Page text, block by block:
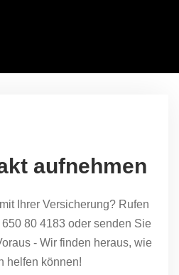
aufnehmen
Ihrer Versicherung? Rufen
80 4183 oder senden Sie
- Wir finden heraus, wie
helfen können!